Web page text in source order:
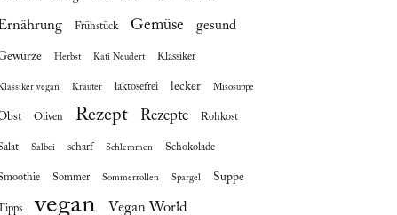
Frühstück Gemüse gesund
Herbst Kati Neudert Klassiker
vegan Kräuter laktosefrei lecker Misosuppe
Oliven Rezept Rezepte Rohkost
Salbei scharf Schlemmen Schokolade
Sommer Sommerrollen Spargel Suppe
vegan Vegan World